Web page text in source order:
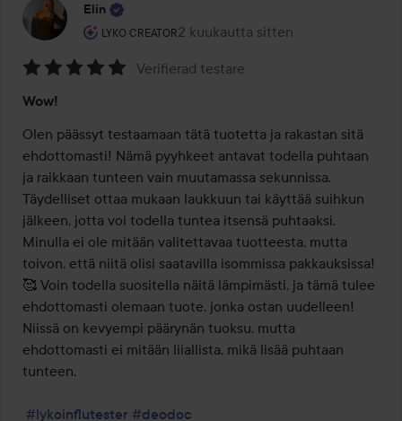
Elin
LYKO CREATOR
Käyttäjän rooli: Lyko Creator.
2 kuukautta sitten
Viesti luotiin 2 kuukautta sitten
5
/
5
Verifierad testare
Wow!
Olen päässyt testaamaan tätä tuotetta ja rakastan sitä
ehdottomasti! Nämä pyyhkeet antavat todella puhtaan
ja raikkaan tunteen vain muutamassa sekunnissa.
Täydelliset ottaa mukaan laukkuun tai käyttää suihkun
jälkeen, jotta voi todella tuntea itsensä puhtaaksi.
Minulla ei ole mitään valitettavaa tuotteesta, mutta
toivon, että niitä olisi saatavilla isommissa pakkauksissa!
🥰 Voin todella suositella näitä lämpimästi, ja tämä tulee
ehdottomasti olemaan tuote, jonka ostan uudelleen!
Niissä on kevyempi päärynän tuoksu, mutta
ehdottomasti ei mitään liiallista, mikä lisää puhtaan
tunteen.
#lykoinflutester #deodoc